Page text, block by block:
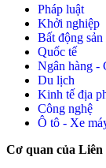
Pháp luật
Khởi nghiệp
Bất động sản
Quốc tế
Ngân hàng -
Du lịch
Kinh tế địa
Công nghệ
Ô tô - Xe
Cơ quan của